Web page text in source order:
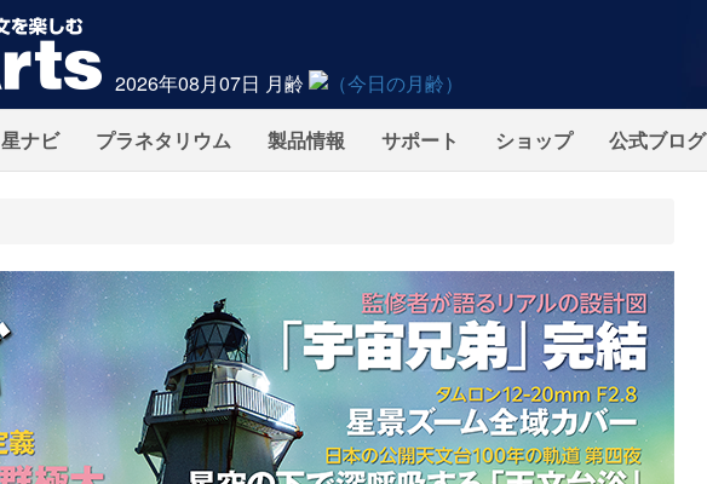
2026年08月07日 月齢
星ナビ プラネタリウム 製品情報 サポート ショップ 公式ブログ